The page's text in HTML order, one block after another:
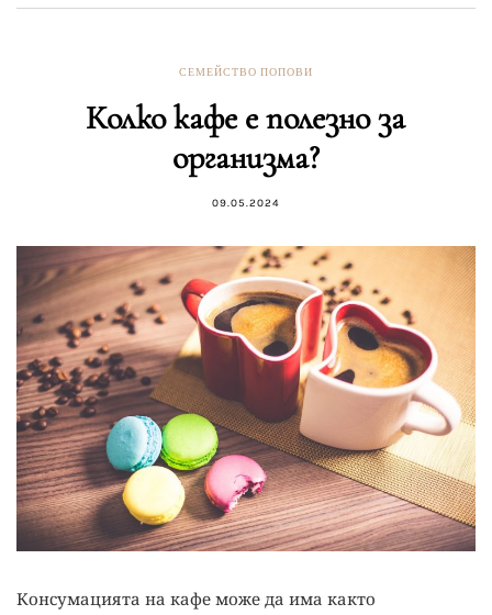
СЕМЕЙСТВО ПОПОВИ
Колко кафе е полезно за
организма?
09.05.2024
Консумацията на кафе може да има както